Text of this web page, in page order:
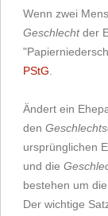
Wenn zwei
Geschlechtder
PStG
Ändert ein
den
ursprünglichen
und die
bestehen um
Der wichtige